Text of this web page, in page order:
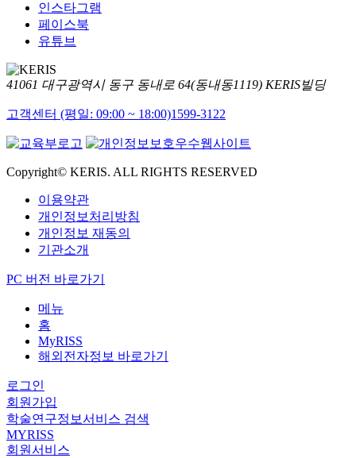
인스타그램
페이스북
유튜브
41061 대구광역시 동구 동내로 64(동내동1119) KERIS빌딩
고객센터 (평일: 09:00 ~ 18:00)1599-3122
Copyright© KERIS. ALL RIGHTS RESERVED
이용약관
개인정보처리방침
개인정보 재동의
기관소개
PC 버전 바로가기
메뉴
홈
MyRISS
해외전자정보 바로가기
로그인
회원가입
학술연구정보서비스 검색
MYRISS
회원서비스